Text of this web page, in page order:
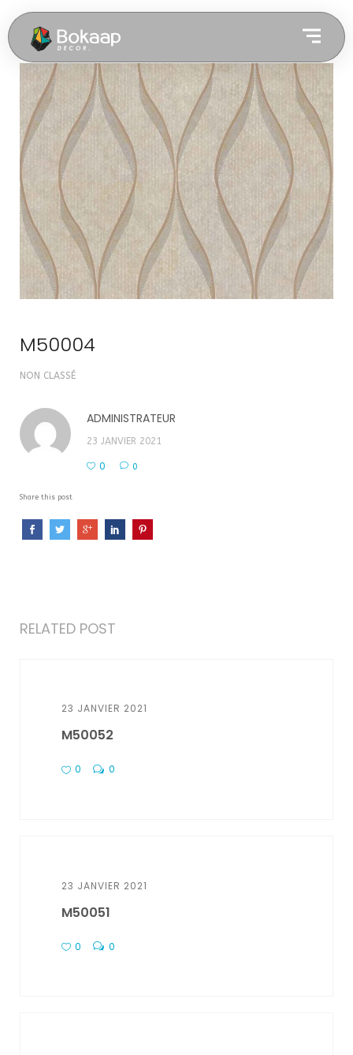
M50004
NON CLASSÉ
ADMINISTRATEUR
23 JANVIER 2021
0 0
Share this post
RELATED POST
23 JANVIER 2021
M50052
0 0
23 JANVIER 2021
M50051
0 0